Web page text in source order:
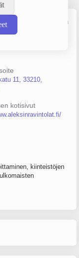
YTJ, PRH, Traficom
11, 33210,
kotisivut
kiinteistöjen